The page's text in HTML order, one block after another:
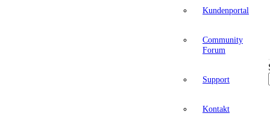
Kundenportal
Community
Forum
Support
Kontakt